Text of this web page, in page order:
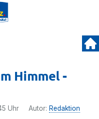
Himmel -
Uhr Autor: Redaktion